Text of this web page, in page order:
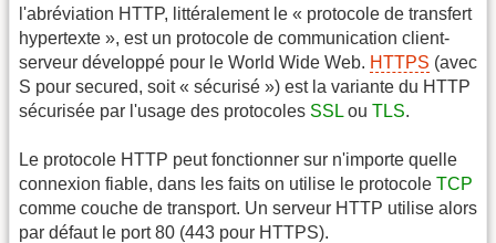
l'abréviation HTTP, littéralement le « protocole de transfert
hypertexte », est un protocole de communication client-
serveur développé pour le World Wide Web. HTTPS (avec
S pour secured, soit « sécurisé ») est la variante du HTTP
sécurisée par l'usage des protocoles SSL ou TLS.
Le protocole HTTP peut fonctionner sur n'importe quelle
connexion fiable, dans les faits on utilise le protocole TCP
comme couche de transport. Un serveur HTTP utilise alors
par défaut le port 80 (443 pour HTTPS).